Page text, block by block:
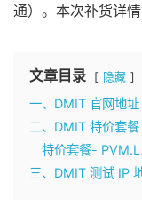
通）。本次补货详情
文章目录 隐藏
一、DMIT 官网地址
二、DMIT 特价套餐
特价套餐-
三、DMIT 测试 IP